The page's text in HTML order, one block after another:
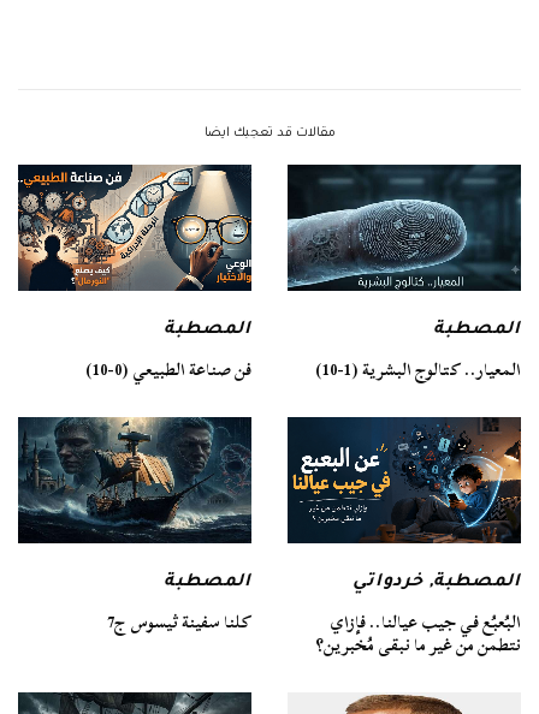
مقالات قد تعجبك ايضا
المصطبة
المعيار.. كتالوج البشرية (1-10)
المصطبة
فن صناعة الطبيعي (0-10)
المصطبة,خردواتي
البُعبُع في جيب عيالنا.. فإزاي
نتطمن من غير ما نبقى مُخبرين؟
المصطبة
كلنا سفينة ثيسوس ج7